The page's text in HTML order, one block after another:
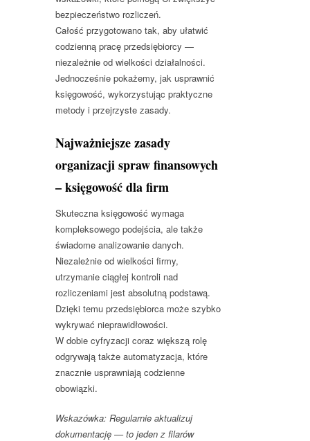
bezpieczeństwo rozliczeń.
Całość przygotowano tak, aby ułatwić
codzienną pracę przedsiębiorcy —
niezależnie od wielkości działalności.
Jednocześnie pokażemy, jak usprawnić
księgowość, wykorzystując praktyczne
metody i przejrzyste zasady.
Najważniejsze zasady
organizacji spraw finansowych
– księgowość dla firm
Skuteczna księgowość wymaga
kompleksowego podejścia, ale także
świadome analizowanie danych.
Niezależnie od wielkości firmy,
utrzymanie ciągłej kontroli nad
rozliczeniami jest absolutną podstawą.
Dzięki temu przedsiębiorca może szybko
wykrywać nieprawidłowości.
W dobie cyfryzacji coraz większą rolę
odgrywają także automatyzacja, które
znacznie usprawniają codzienne
obowiązki.
Wskazówka: Regularnie aktualizuj
dokumentację — to jeden z filarów